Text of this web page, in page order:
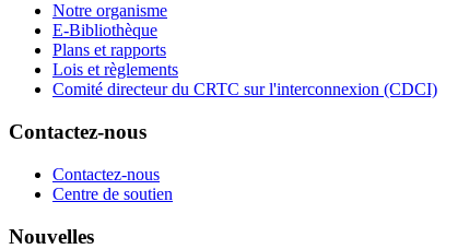
Notre organisme
E-Bibliothèque
Plans et rapports
Lois et règlements
Comité directeur du CRTC sur l'interconnexion (CDCI)
Contactez-nous
Contactez-nous
Centre de soutien
Nouvelles